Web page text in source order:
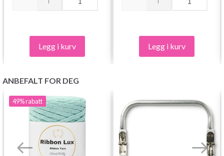
Legg i kurv Legg i kurv
ANBEFALT FOR DEG
49%rabatt